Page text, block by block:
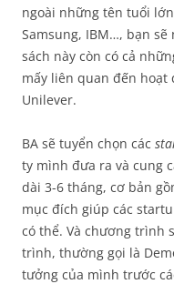
ngoài những tên tuổi
Samsung, IBM…, bạn
sách này còn có cả
mấy liên quan đến hoạt
Unilever.
BA sẽ tuyển chọn các
ty mình đưa ra và cung
dài 3-6 tháng, cơ bản
mục đích giúp các
có thể. Và chương trình
trình, thường gọi là
tưởng của mình trước